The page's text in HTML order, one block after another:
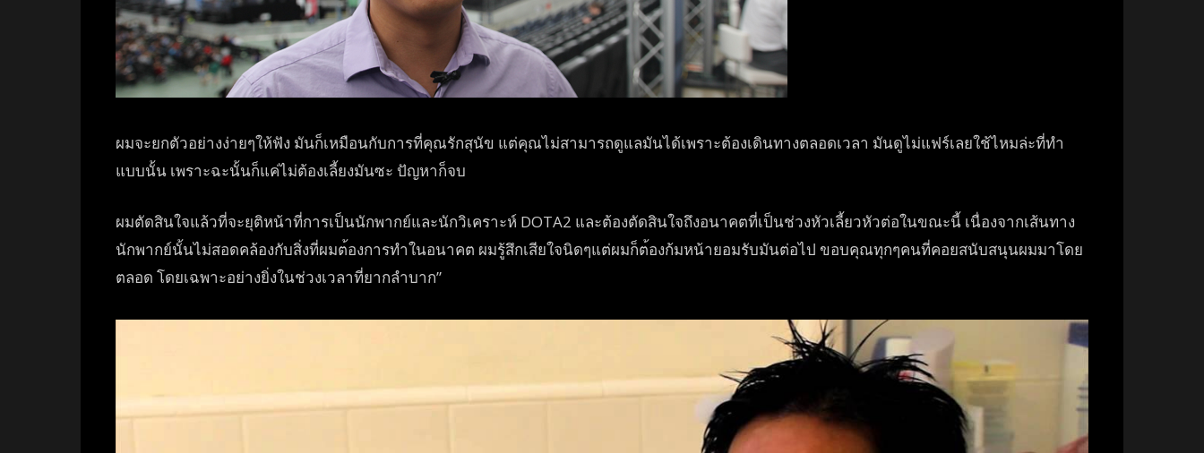
ผมจะยกตัวอย่างง่ายๆให้ฟัง มันก็เหมือนกับการที่คุณรักสุนัข แต่คุณไม่สามารถดูแลมันได้เพราะต้องเดินทางตลอดเวลา มันดูไม่แฟร์เลยใช้ไหมล่ะที่ทำ
แบบนั้น เพราะฉะนั้นก็แค่ไม่ต้องเลี้ยงมันซะ ปัญหาก็จบ
ผมตัดสินใจแล้วที่จะยุติหน้าที่การเป็นนักพากย์และนักวิเคราะห์ DOTA2 และต้องตัดสินใจถึงอนาคตที่เป็นช่วงหัวเลี้ยวหัวต่อในขณะนี้ เนื่องจากเส้นทาง
นักพากย์นั้นไม่สอดคล้องกับสิ่งที่ผมต้องการทำในอนาคต ผมรู้สึกเสียใจนิดๆแต่ผมก็ต้องก้มหน้ายอมรับมันต่อไป ขอบคุณทุกๆคนที่คอยสนับสนุนผมมาโดย
ตลอด โดยเฉพาะอย่างยิ่งในช่วงเวลาที่ยากลำบาก”